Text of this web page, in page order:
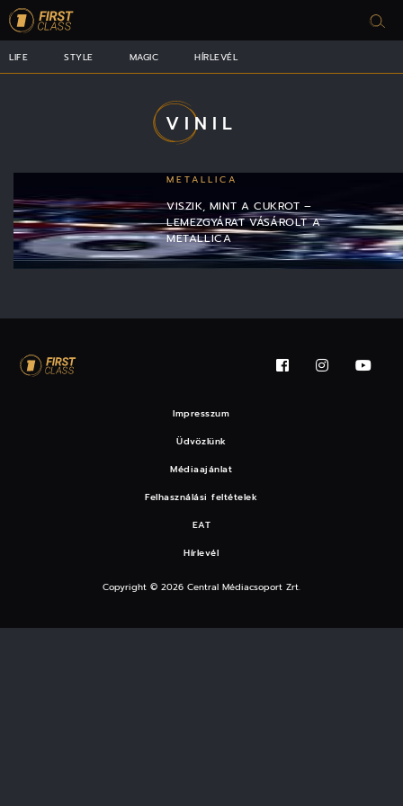
LIFE STYLE MAGIC HÍRLEVÉL
VINIL
METALLICA
VISZIK, MINT A CUKROT –
LEMEZGYÁRAT VÁSÁROLT A
METALLICA
Impresszum
Üdvözlünk
Médiaajánlat
Felhasználási feltételek
EAT
Hírlevél
Copyright © 2026 Central Médiacsoport Zrt.